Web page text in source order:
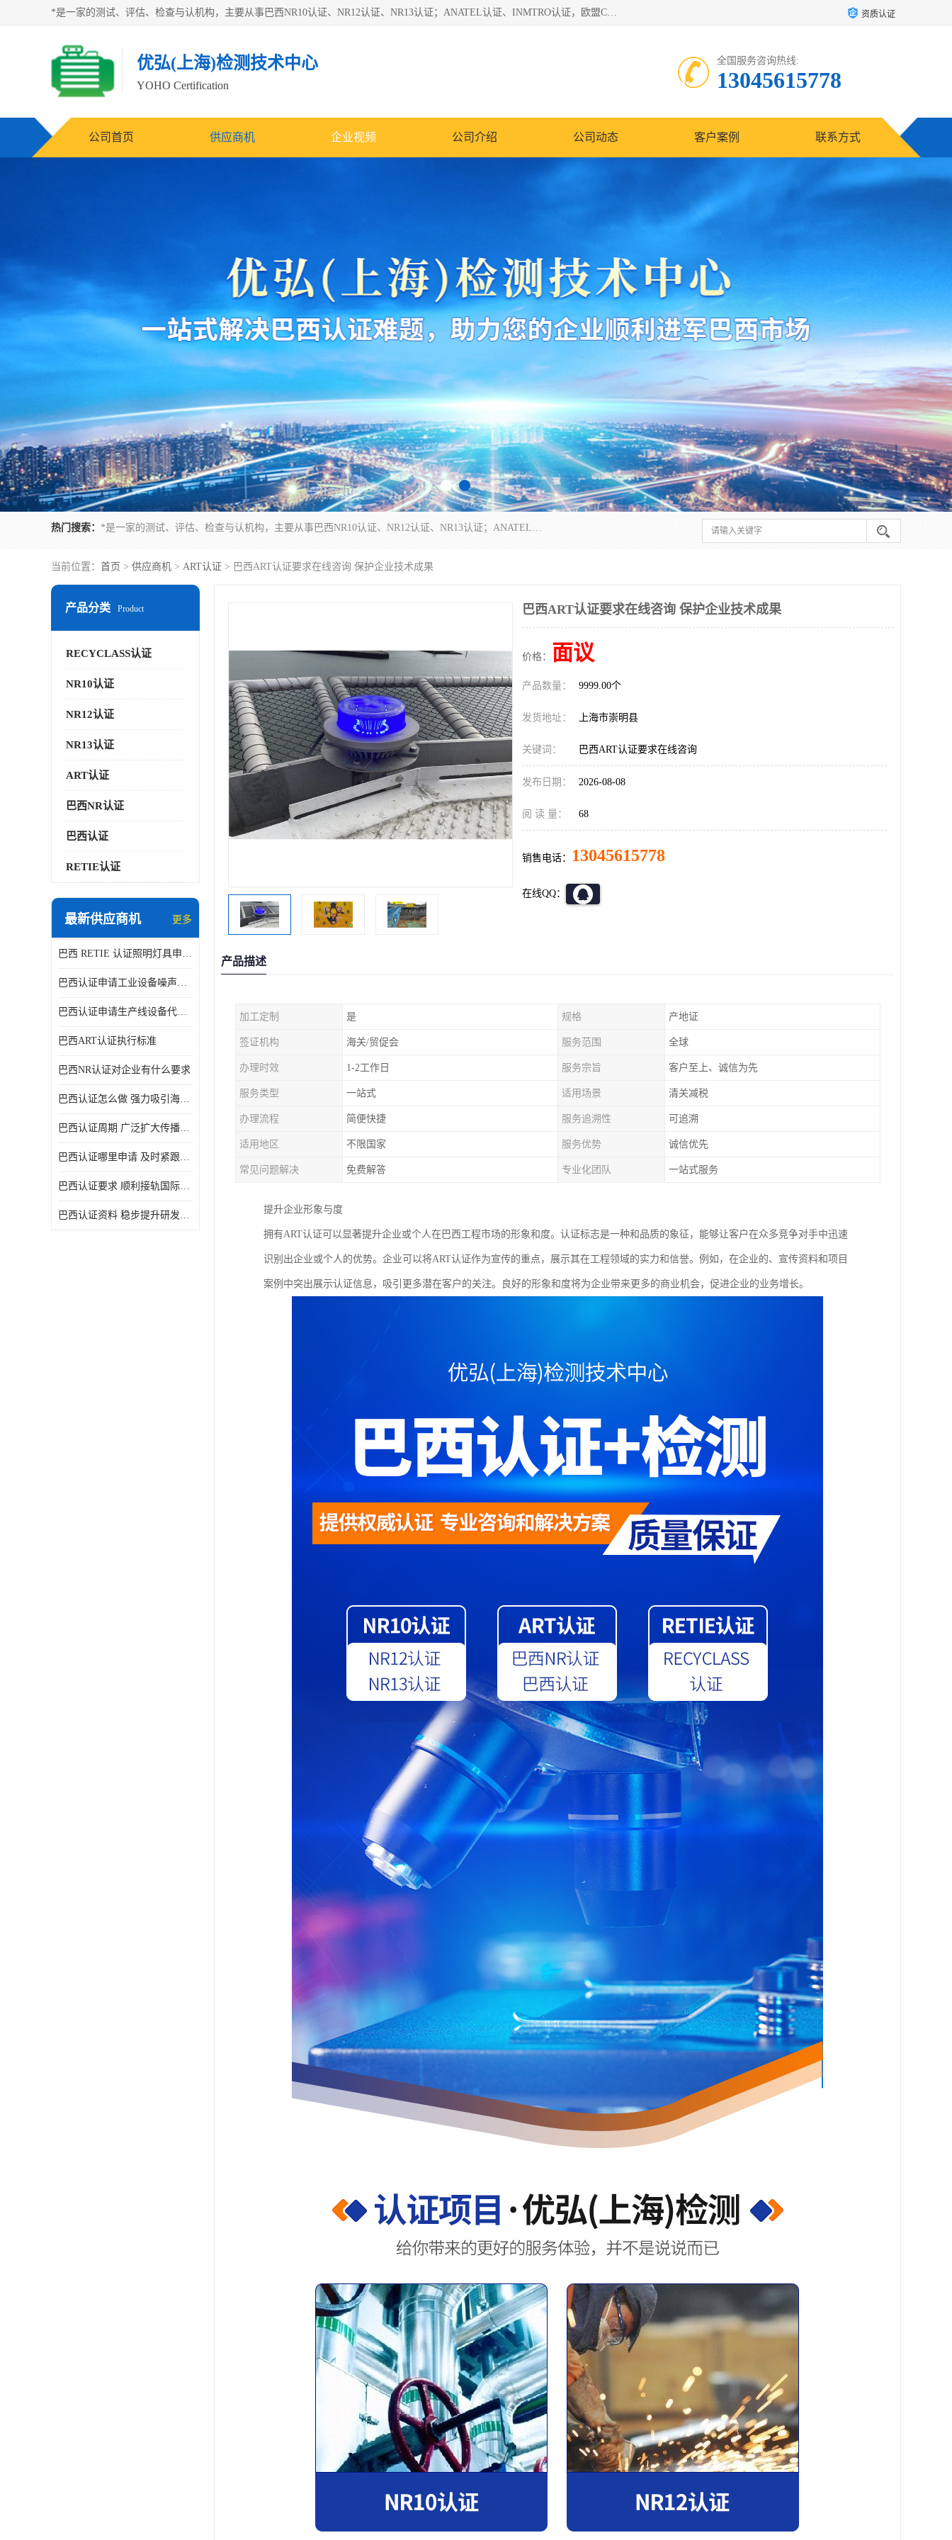
*是一家的测试、评估、检查与认机构，主要从事巴西NR10认证、NR12认证、NR13认证；ANATEL认证、INMTRO认证，欧盟CE认证：MD认证，PED认证，MID认证，ATEX认证，德国蓝色天使认证。 资质认证
优弘(上海)检测技术中心
YOHO Certification
全国服务咨询热线:
13045615778
公司首页 供应商机 企业视频 公司介绍 公司动态 客户案例 联系方式
热门搜索： *是一家的测试、评估、检查与认机构，主要从事巴西NR10认证、NR12认证、NR13认证；ANATEL认证、INMTRO认证，欧盟CE认证：MD认证，PED认证，MID认证，ATEX认证，德国蓝色天使认证。
当前位置： 首页 > 供应商机 > ART认证 > 巴西ART认证要求在线咨询 保护企业技术成果
产品分类 Product
RECYCLASS认证
NR10认证
NR12认证
NR13认证
ART认证
巴西NR认证
巴西认证
RETIE认证
最新供应商机 更多
巴西 RETIE 认证照明灯具申请 RETIE 认证
巴西认证申请工业设备噪声控制认证规范
巴西认证申请生产线设备代理机构选择
巴西ART认证执行标准
巴西NR认证对企业有什么要求
巴西认证怎么做 强力吸引海外投资
巴西认证周期 广泛扩大传播范围
巴西认证哪里申请 及时紧跟法规变化
巴西认证要求 顺利接轨国际规范
巴西认证资料 稳步提升研发能力
巴西ART认证要求在线咨询 保护企业技术成果
价格： 面议
产品数量： 9999.00个
发货地址： 上海市崇明县
关键词： 巴西ART认证要求在线咨询
发布日期： 2026-08-08
阅 读 量： 68
销售电话： 13045615778
在线QQ：
产品描述
加工定制 是 规格 产地证
签证机构 海关/贸促会 服务范围 全球
办理时效 1-2工作日 服务宗旨 客户至上、诚信为先
服务类型 一站式 适用场景 清关减税
办理流程 简便快捷 服务追溯性 可追溯
适用地区 不限国家 服务优势 诚信优先
常见问题解决 免费解答 专业化团队 一站式服务
提升企业形象与度
拥有ART认证可以显著提升企业或个人在巴西工程市场的形象和度。认证标志是一种和品质的象征，能够让客户在众多竞争对手中迅速
识别出企业或个人的优势。企业可以将ART认证作为宣传的重点，展示其在工程领域的实力和信誉。例如，在企业的、宣传资料和项目
案例中突出展示认证信息，吸引更多潜在客户的关注。良好的形象和度将为企业带来更多的商业机会，促进企业的业务增长。